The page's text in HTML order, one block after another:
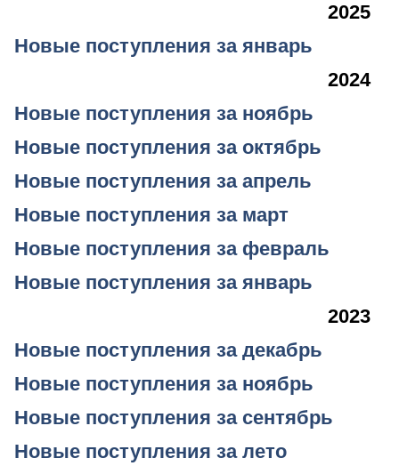
2025
Новые поступления за январь
2024
Новые поступления за ноябрь
Новые поступления за октябрь
Новые поступления за апрель
Новые поступления за март
Новые поступления за февраль
Новые поступления за январь
2023
Новые поступления за декабрь
Новые поступления за ноябрь
Новые поступления за сентябрь
Новые поступления за лето